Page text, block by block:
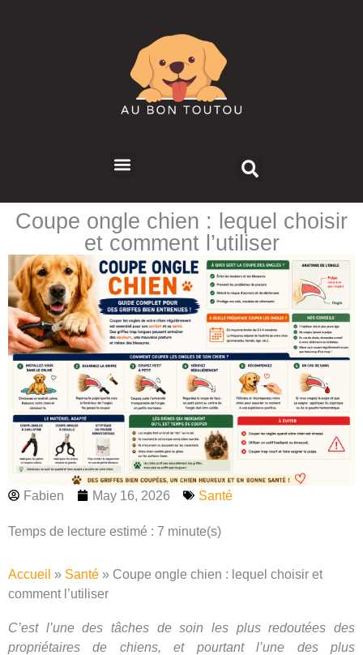
Menu Search
Coupe ongle chien : lequel choisir
et comment l’utiliser
Fabien May 16, 2026 Santé
Temps de lecture estimé : 7 minute(s)
Accueil » Santé » Coupe ongle chien : lequel choisir et
comment l’utiliser
C’est l’une des tâches de soin les plus redoutées des
propriétaires de chiens, et pourtant l’une des plus